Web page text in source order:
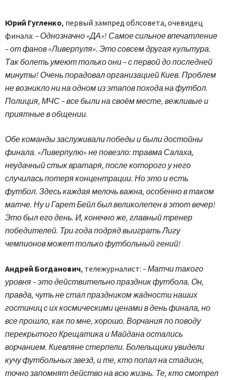
Юрий Гугленко, первый зампред облсовета, очевидец
финала: – Однозначно «ДА»! Самое сильное впечатление
– от фанов «Ливерпуля». Это совсем другая культура.
Так болеть умеют только они – с первой до последней
минуты! Очень порадовал организацией Киев. Проблем
не возникло ни на одном из этапов похода на футбол.
Полиция, МЧС – все были на своём месте, вежливые и
приятные в общении.
Обе команды заслуживали победы и были достойны
финала. «Ливерпулю» не повезло: травма Салаха,
неудачный стык вратаря, после которого у него
случилась потеря концентрации. Но это и есть
футбол. Здесь каждая мелочь важна, особенно в таком
матче. Ну и Гарет Бейл был великолепен в этот вечер!
Это был его день. И, конечно же, главный тренер
победителей. Три года подряд выиграть Лигу
чемпионов может только футбольный гений!
Андрей Богданович, тележурналист: – Матчи такого
уровня – это действительно праздник футбола. Он,
правда, чуть не стал праздником жадности наших
гостиниц с их космическими ценами в день финала, но
все прошло, как по мне, хорошо. Ворчания по поводу
перекрытого Крещатика и Майдана остались
ворчанием. Киевляне стерпели. Болельщики увидели
кучу футбольных звезд, и те, кто попал на стадион,
точно запомнят действо на всю жизнь. Те, кто смотрел